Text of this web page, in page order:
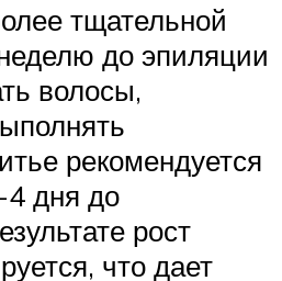
тщательной
до эпиляции
волосы,
рекомендуется
4 дня до
рост
что дает